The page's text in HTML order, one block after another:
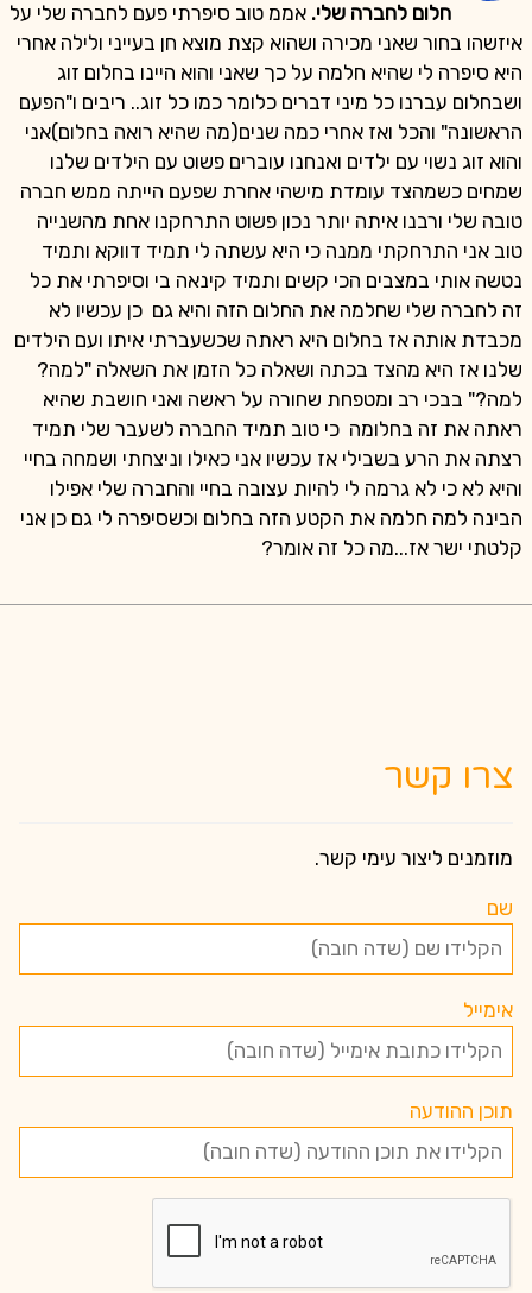
חלום לחברה שלי. אממ טוב סיפרתי פעם לחברה שלי על
איזשהו בחור שאני מכירה ושהוא קצת מוצא חן בעייני ולילה אחרי
היא סיפרה לי שהיא חלמה על כך שאני והוא היינו בחלום זוג
ושבחלום עברנו כל מיני דברים כלומר כמו כל זוג.. ריבים ו"הפעם
הראשונה" והכל ואז אחרי כמה שנים(מה שהיא רואה בחלום)אני
והוא זוג נשוי עם ילדים ואנחנו עוברים פשוט עם הילדים שלנו
שמחים כשמהצד עומדת מישהי אחרת שפעם הייתה ממש חברה
טובה שלי ורבנו איתה יותר נכון פשוט התרחקנו אחת מהשנייה
טוב אני התרחקתי ממנה כי היא עשתה לי תמיד דווקא ותמיד
נטשה אותי במצבים הכי קשים ותמיד קינאה בי וסיפרתי את כל
זה לחברה שלי שחלמה את החלום הזה והיא גם כן עכשיו לא
מכבדת אותה אז בחלום היא ראתה שכשעברתי איתו ועם הילדים
שלנו אז היא מהצד בכתה ושאלה כל הזמן את השאלה "למה?
למה?" בבכי רב ומטפחת שחורה על ראשה ואני חושבת שהיא
ראתה את זה בחלומה כי טוב תמיד החברה לשעבר שלי תמיד
רצתה את הרע בשבילי אז עכשיו אני כאילו וניצחתי ושמחה בחיי
והיא לא כי לא גרמה לי להיות עצובה בחיי והחברה שלי אפילו
הבינה למה חלמה את הקטע הזה בחלום וכשסיפרה לי גם כן אני
קלטתי ישר אז...מה כל זה אומר?
צרו קשר
מוזמנים ליצור עימי קשר.
שם
אימייל
תוכן ההודעה